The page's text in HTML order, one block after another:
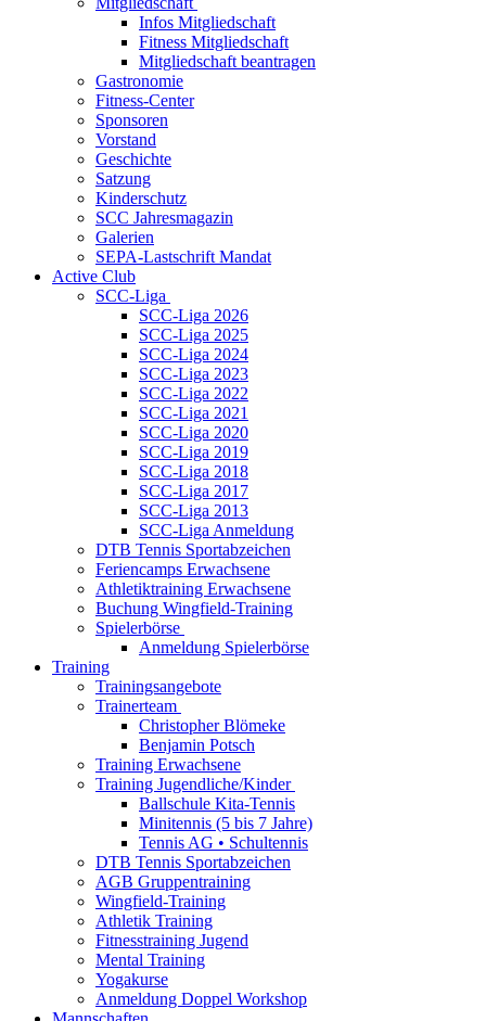
Infos Mitgliedschaft
Fitness Mitgliedschaft
Mitgliedschaft beantragen
Gastronomie
Fitness-Center
Sponsoren
Vorstand
Geschichte
Satzung
Kinderschutz
SCC Jahresmagazin
Galerien
SEPA-Lastschrift Mandat
Active Club
SCC-Liga
SCC-Liga 2026
SCC-Liga 2025
SCC-Liga 2024
SCC-Liga 2023
SCC-Liga 2022
SCC-Liga 2021
SCC-Liga 2020
SCC-Liga 2019
SCC-Liga 2018
SCC-Liga 2017
SCC-Liga 2013
SCC-Liga Anmeldung
DTB Tennis Sportabzeichen
Feriencamps Erwachsene
Athletiktraining Erwachsene
Buchung Wingfield-Training
Spielerbörse
Anmeldung Spielerbörse
Training
Trainingsangebote
Trainerteam
Christopher Blömeke
Benjamin Potsch
Training Erwachsene
Training Jugendliche/Kinder
Ballschule Kita-Tennis
Minitennis (5 bis 7 Jahre)
Tennis AG • Schultennis
DTB Tennis Sportabzeichen
AGB Gruppentraining
Wingfield-Training
Athletik Training
Fitnesstraining Jugend
Mental Training
Yogakurse
Anmeldung Doppel Workshop